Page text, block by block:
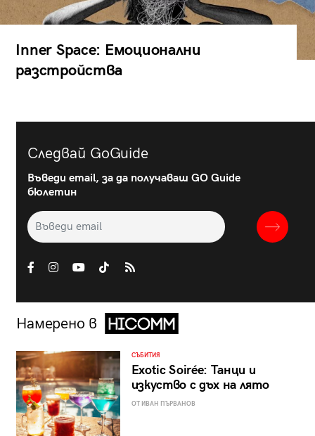
Inner Space: Емоционални
разстройства
Следвай GoGuide
Въведи email, за да получаваш GO Guide
бюлетин
Намерено в
СЪБИТИЯ
Exotic Soirée: Танци и
изкуство с дъх на лято
ОТ ИВАН ПЪРВАНОВ